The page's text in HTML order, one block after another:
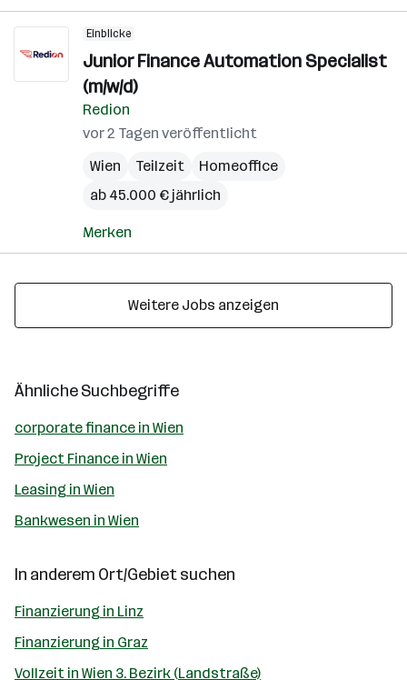
Einblicke
Junior Finance Automation Specialist
(m/w/d)
Redion
vor 2 Tagen veröffentlicht
Wien
Teilzeit
Homeoffice
ab 45.000 € jährlich
Merken
Weitere Jobs anzeigen
Ähnliche Suchbegriffe
corporate finance in Wien
Project Finance in Wien
Leasing in Wien
Bankwesen in Wien
In anderem Ort/Gebiet suchen
Finanzierung in Linz
Finanzierung in Graz
Vollzeit in Wien 3. Bezirk (Landstraße)